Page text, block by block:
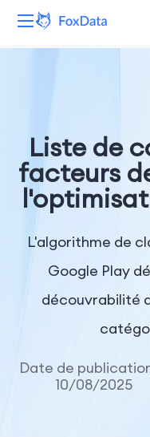
Solutions
Ressources
Tarifs
Entreprise
Liste de
facteurs
L'algorithme de
Google Play
découvrabilité
Date de publication
10/08/2025